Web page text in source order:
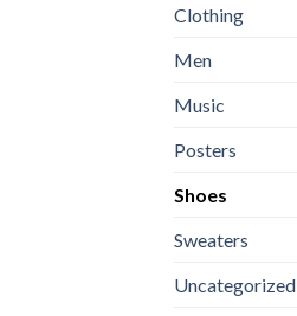
Clothing
Men
Music
Posters
Shoes
Sweaters
Uncategorized